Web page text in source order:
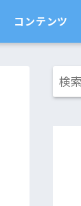
コンテンツ